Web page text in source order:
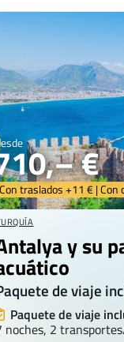
€
Con traslados +11 € |
y su
de viaje
Paquete de viaje
noches, 2